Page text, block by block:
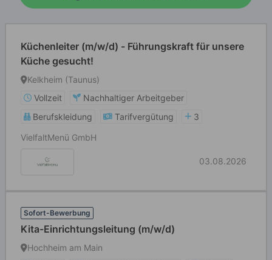
Küchenleiter (m/w/d) - Führungskraft für unsere
Küche gesucht!
Kelkheim (Taunus)
Vollzeit
Nachhaltiger Arbeitgeber
Berufskleidung
Tarifvergütung
3
VielfaltMenü GmbH
03.08.2026
Sofort-Bewerbung
Kita-Einrichtungsleitung (m/w/d)
Hochheim am Main